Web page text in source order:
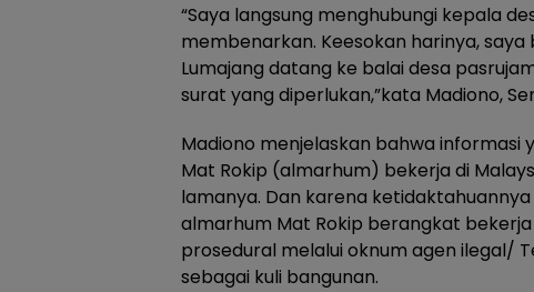
“Saya langsung menghubungi kepala
membenarkan. Keesokan harinya,
Lumajang datang ke balai desa
surat yang diperlukan,”kata Madiono,
Madiono menjelaskan bahwa informasi
Mat Rokip (almarhum) bekerja di
lamanya. Dan karena
almarhum Mat Rokip berangkat
prosedural melalui oknum agen ilegal/
sebagai kuli bangunan.